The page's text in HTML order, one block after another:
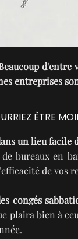
entreprises
ÊTRE
un lieu facile
bureaux en
de vos
congés
plaira bien à